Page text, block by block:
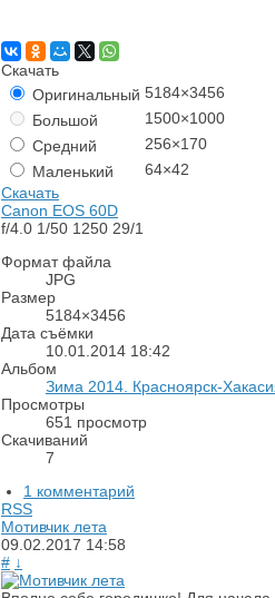
Скачать
Оригинальный 5184×3456
Большой
1500×1000
Средний
256×170
Маленький
64×42
Скачать
Canon EOS 60D
f/4.0 1/50 1250 29/1
Формат файла
JPG
Размер
5184×3456
Дата съёмки
10.01.2014 18:42
Альбом
Зима 2014. Красноярск-
Просмотры
651 просмотр
Скачиваний
7
1 комментарий
RSS
Мотивчик лета
09.02.2017 14:58
# ↓